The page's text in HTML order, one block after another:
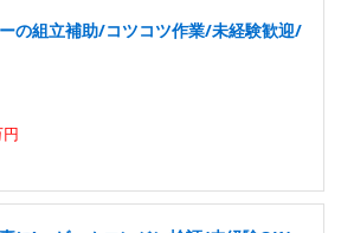
の組立補助/コツコツ作業/未経験歓迎/